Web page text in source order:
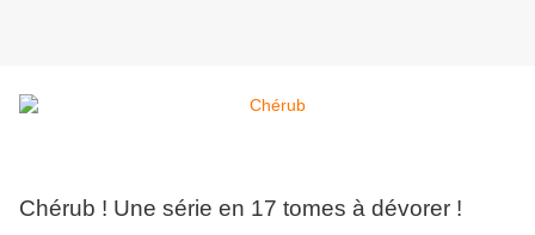
Chérub ! Une série en 17 tomes à dévorer !